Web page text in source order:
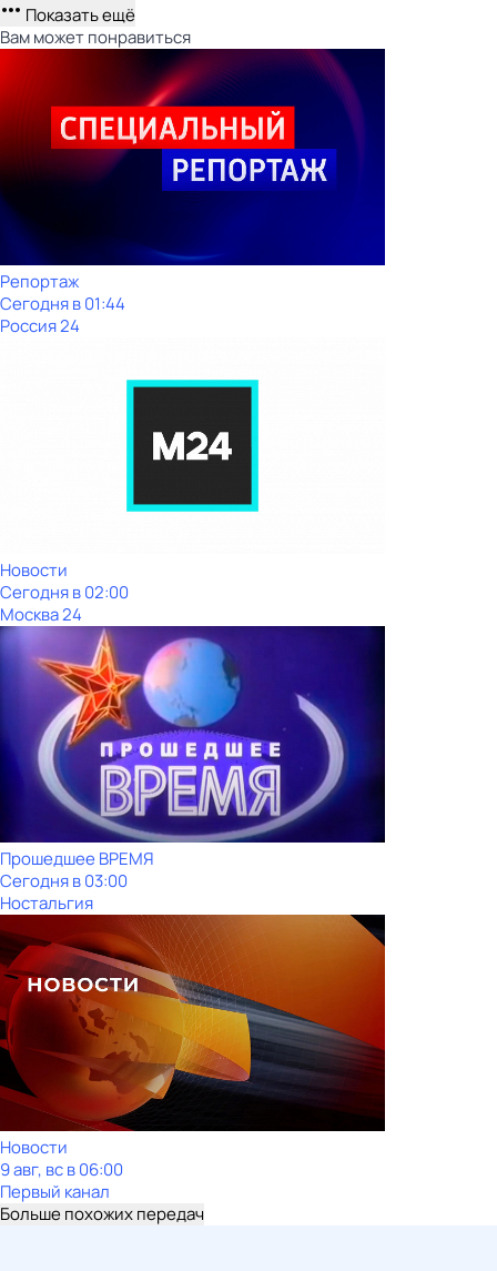
Показать ещё
Вам может понравиться
Репортаж
Сегодня в 01:44
Россия 24
Новости
Сегодня в 02:00
Москва 24
Прошедшее ВРЕМЯ
Сегодня в 03:00
Ностальгия
Новости
9 авг, вс в 06:00
Первый канал
Больше похожих передач